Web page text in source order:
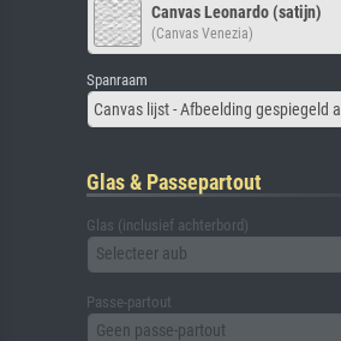
Canvas Leonardo (satijn)
(Canvas Venezia)
Spanraam
Glas & Passepartout
Glas (inclusief achterbord)
Selecteer aub
Passe-partout
Geen passe-partout